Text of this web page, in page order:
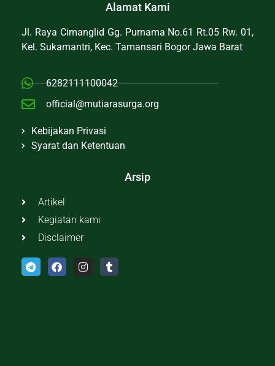
Alamat Kami
Jl. Raya Cimanglid Gg. Purnama No.61 Rt.05 Rw. 01,
Kel. Sukamantri, Kec. Tamansari Bogor Jawa Barat
6282111100042
official@mutiarasurga.org
Kebijakan Privasi
Syarat dan Ketentuan
Arsip
Artikel
Kegiatan kami
Disclaimer